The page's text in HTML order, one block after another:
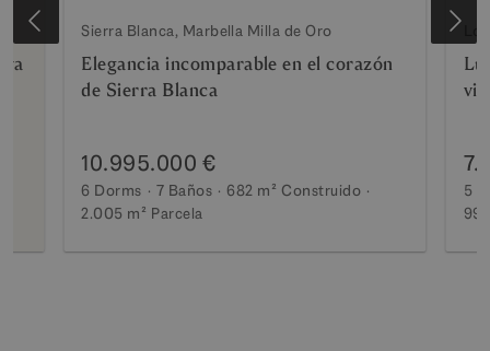
Sierra Blanca, Marbella Milla de Oro
Elegancia incomparable en el corazón
de Sierra Blanca
10.995.000 €
6 Dorms 7 Baños 682 m² Construido
2.005 m² Parcela
5